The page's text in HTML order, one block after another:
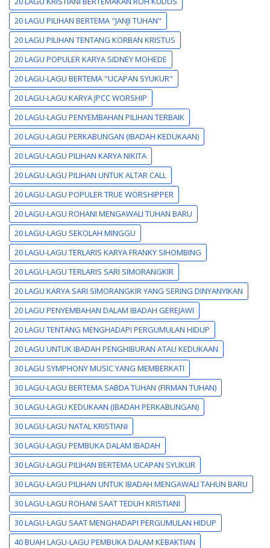
20 LAGU PILIHAN BERTEMA "JANJI TUHAN"
20 LAGU PILIHAN TENTANG KORBAN KRISTUS
20 LAGU POPULER KARYA SIDNEY MOHEDE
20 LAGU-LAGU BERTEMA "UCAPAN SYUKUR"
20 LAGU-LAGU KARYA JPCC WORSHIP
20 LAGU-LAGU PENYEMBAHAN PILIHAN TERBAIK
20 LAGU-LAGU PERKABUNGAN (IBADAH KEDUKAAN)
20 LAGU-LAGU PILIHAN KARYA NIKITA
20 LAGU-LAGU PILIHAN UNTUK ALTAR CALL
20 LAGU-LAGU POPULER TRUE WORSHIPPER
20 LAGU-LAGU ROHANI MENGAWALI TUHAN BARU
20 LAGU-LAGU SEKOLAH MINGGU
20 LAGU-LAGU TERLARIS KARYA FRANKY SIHOMBING
20 LAGU-LAGU TERLARIS SARI SIMORANGKIR
20 LAGU KARYA SARI SIMORANGKIR YANG SERING DINYANYIKAN
20 LAGU PENYEMBAHAN DALAM IBADAH GEREJAWI
20 LAGU TENTANG MENGHADAPI PERGUMULAN HIDUP
20 LAGU UNTUK IBADAH PENGHIBURAN ATAU KEDUKAAN
30 LAGU SYMPHONY MUSIC YANG MEMBERKATI
30 LAGU-LAGU BERTEMA SABDA TUHAN (FIRMAN TUHAN)
30 LAGU-LAGU KEDUKAAN (IBADAH PERKABUNGAN)
30 LAGU-LAGU NATAL KRISTIANI
30 LAGU-LAGU PEMBUKA DALAM IBADAH
30 LAGU-LAGU PILIHAN BERTEMA UCAPAN SYUKUR
30 LAGU-LAGU PILIHAN UNTUK IBADAH MENGAWALI TAHUN BARU
30 LAGU-LAGU ROHANI SAAT TEDUH KRISTIANI
30 LAGU-LAGU SAAT MENGHADAPI PERGUMULAN HIDUP
40 BUAH LAGU-LAGU PEMBUKA DALAM KEBAKTIAN